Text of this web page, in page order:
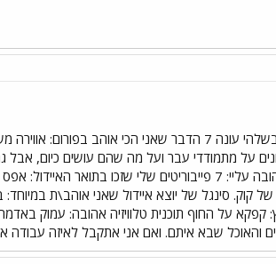
שם: דנה גיל+תאריך לידה: 20, 10.10 איך הגעתי לפורום? אני כבר לא זוכרת.. אבל בשלהי
על מתמודדי עבר ועל מה שהם עושים כיום,
עונות איידול שראיתי: 6 חצי עין, 7 ו8 באדיקות ו9 עד ששיבון עפה. עונת האיידול האהובה
סינגל של יוצא איידול שאני אוהב\ת במיוחד:
על החוף תוכנית טלוויזיה אהובה: עמוק
והאוכל שבא איתם. ואם אני אתקבל לאיזה עבודה